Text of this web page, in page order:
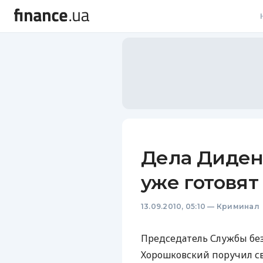
Дела
уже
13.09.2010, 05:10 — Криминал
Председатель Службы
Хорошковский поручил